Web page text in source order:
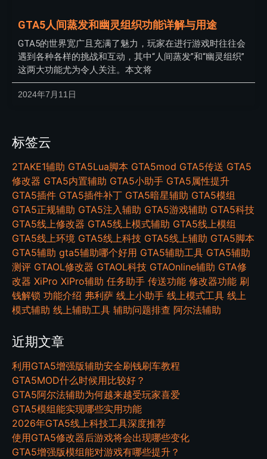
GTA5人间蒸发和幽灵组织功能详解与用途
GTA5的世界宽广且充满了魅力，玩家在进行游戏时往往会
遇到各种各样的挑战和互动，其中“人间蒸发”和“幽灵组织”
这两大功能尤为令人关注。本文将
2024年7月11日
标签云
2TAKE1辅助 GTA5Lua脚本 GTA5mod GTA5传送 GTA5
修改器 GTA5内置辅助 GTA5小助手 GTA5属性提升
GTA5插件 GTA5插件补丁 GTA5暗星辅助 GTA5模组
GTA5正规辅助 GTA5注入辅助 GTA5游戏辅助 GTA5科技
GTA5线上修改器 GTA5线上模式辅助 GTA5线上模组
GTA5线上环境 GTA5线上科技 GTA5线上辅助 GTA5脚本
GTA5辅助 gta5辅助哪个好用 GTA5辅助工具 GTA5辅助
测评 GTAOL修改器 GTAOL科技 GTAOnline辅助 GTA修
改器 XiPro XiPro辅助 任务助手 传送功能 修改器功能 刷
钱解锁 功能介绍 弗利萨 线上小助手 线上模式工具 线上
模式辅助 线上辅助工具 辅助问题排查 阿尔法辅助
近期文章
利用GTA5增强版辅助安全刷钱刷车教程
GTA5MOD什么时候用比较好？
GTA5阿尔法辅助为何越来越受玩家喜爱
GTA5模组能实现哪些实用功能
2026年GTA5线上科技工具深度推荐
使用GTA5修改器后游戏将会出现哪些变化
GTA5增强版模组能对游戏有哪些提升？